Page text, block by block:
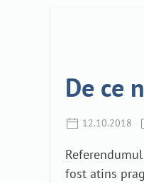
De ce
12.10.2018
fost atins